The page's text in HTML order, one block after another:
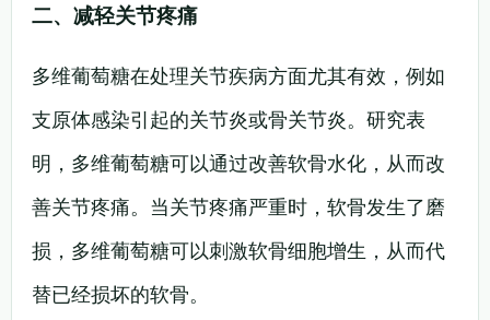
二、减轻关节疼痛
多维葡萄糖在处理关节疾病方面尤其有效，例如
支原体感染引起的关节炎或骨关节炎。研究表
明，多维葡萄糖可以通过改善软骨水化，从而改
善关节疼痛。当关节疼痛严重时，软骨发生了磨
损，多维葡萄糖可以刺激软骨细胞增生，从而代
替已经损坏的软骨。